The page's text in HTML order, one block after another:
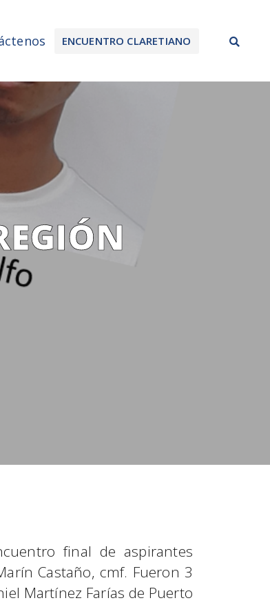
ENCUENTRO CLARETIANO
final de aspirantes
Castaño, cmf. Fueron 3
Martínez Farías de Puerto